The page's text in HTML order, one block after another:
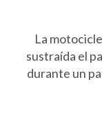
La
sustraída el
durante un